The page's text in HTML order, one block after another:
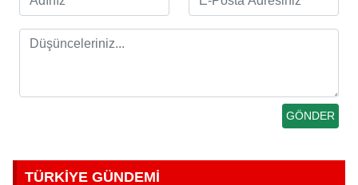
TÜRKİYE GÜNDEMİ